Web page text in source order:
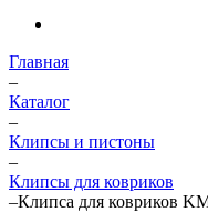
Главная
–
Каталог
–
Клипсы и пистоны
–
Клипсы для ковриков
–Клипса для ковриков